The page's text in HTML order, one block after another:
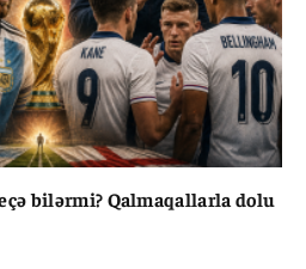
bilərmi? Qalmaqallarla dolu